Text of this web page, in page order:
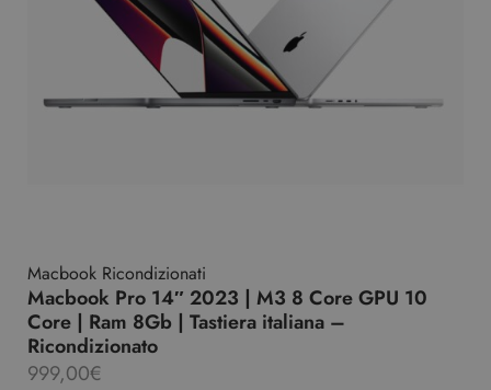
Macbook Ricondizionati
Macbook Pro 14″ 2023 | M3 8 Core GPU 10
Core | Ram 8Gb | Tastiera italiana –
Ricondizionato
999,00€